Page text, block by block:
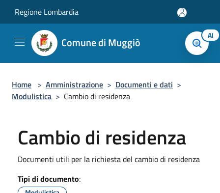
Regione Lombardia
Comune di Muggiò AI
Home > Amministrazione > Documenti e dati >
Modulistica > Cambio di residenza
Cambio di residenza
Documenti utili per la richiesta del cambio di residenza
Tipi di documento: